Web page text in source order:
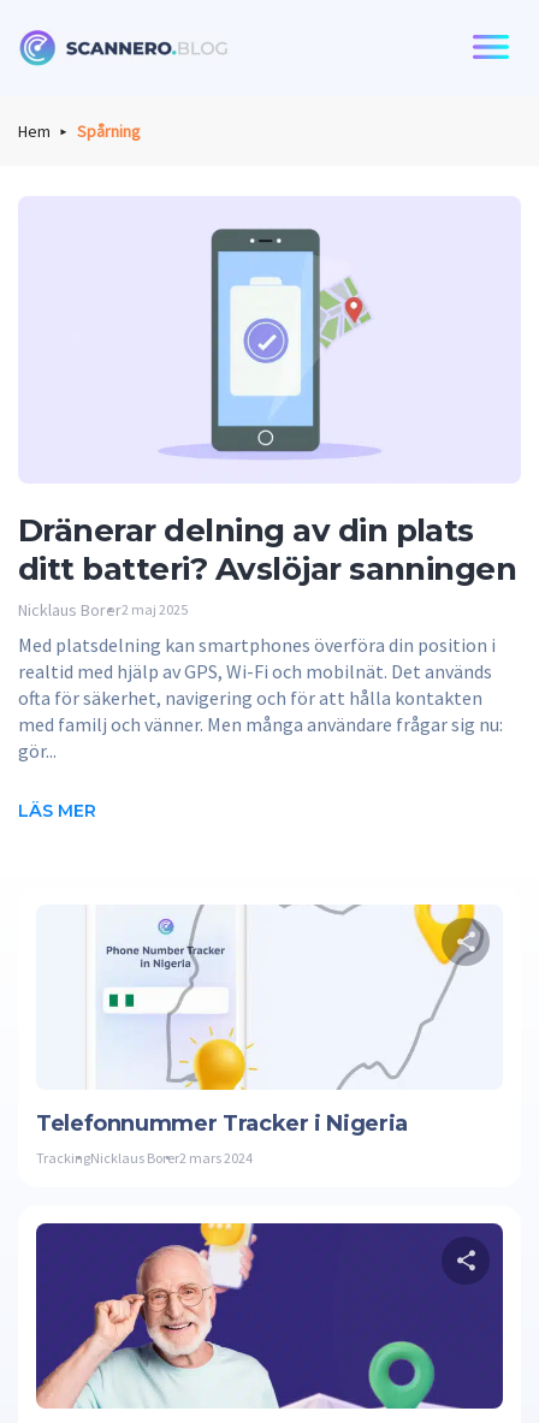
Hem Spårning
Dränerar delning av din plats
ditt batteri? Avslöjar sanningen
Nicklaus Borer2 maj 2025
Med platsdelning kan smartphones överföra din position i
realtid med hjälp av GPS, Wi-Fi och mobilnät. Det används
ofta för säkerhet, navigering och för att hålla kontakten
med familj och vänner. Men många användare frågar sig nu:
gör...
LÄS MER
Telefonnummer Tracker i Nigeria
TrackingNicklaus Borer2 mars 2024